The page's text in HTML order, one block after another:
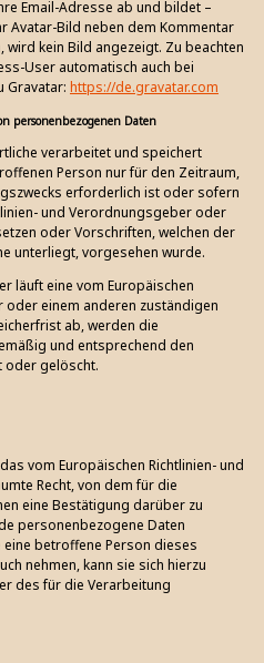
Email-Adresse ab und bildet –
Avatar-Bild neben dem Kommentar
kein Bild angezeigt. Zu beachten
User automatisch auch bei
Gravatar: https://de.gravatar.com
personenbezogenen Daten
verarbeitet und speichert
Person nur für den Zeitraum,
erforderlich ist oder sofern
und Verordnungsgeber oder
oder Vorschriften, welchen der
unterliegt, vorgesehen wurde.
läuft eine vom Europäischen
einem anderen zuständigen
ab, werden die
und entsprechend den
oder gelöscht.
vom Europäischen Richtlinien- und
Recht, von dem für die
eine Bestätigung darüber zu
personenbezogene Daten
betroffene Person dieses
nehmen, kann sie sich hierzu
des für die Verarbeitung